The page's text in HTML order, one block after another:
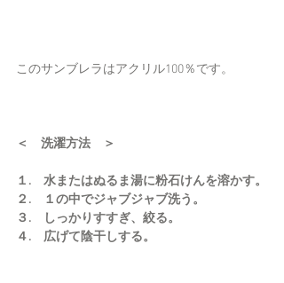
このサンブレラはアクリル100％です。
＜　洗濯方法　＞
１.　水またはぬるま湯に粉石けんを溶かす。
２.　１の中でジャブジャブ洗う。
３.　しっかりすすぎ、絞る。
４.　広げて陰干しする。